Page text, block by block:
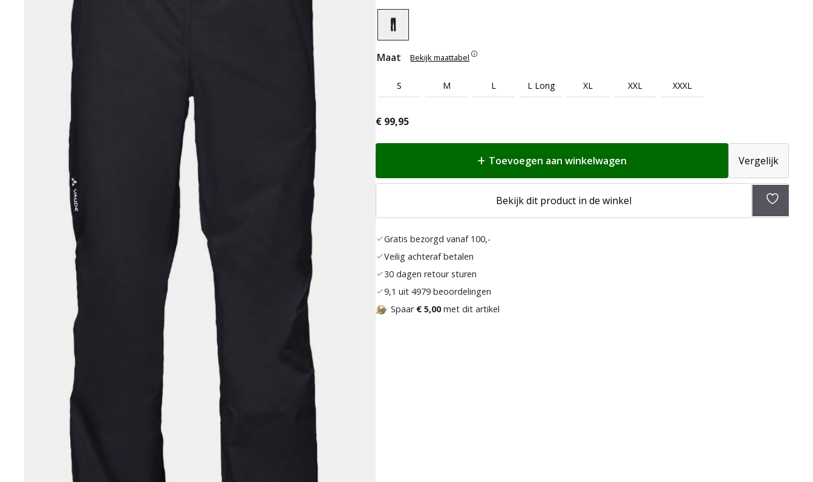
Maat Bekijk maattabel
S M L L Long XL XXL XXXL
€ 99,95
Toevoegen aan winkelwagen Vergelijk
Bekijk dit product in de winkel
Gratis bezorgd vanaf 100,-
Veilig achteraf betalen
30 dagen retour sturen
9,1 uit 4979 beoordelingen
Spaar € 5,00met dit artikel